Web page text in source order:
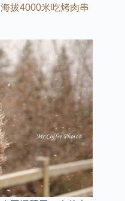
拔4000米吃烤肉串